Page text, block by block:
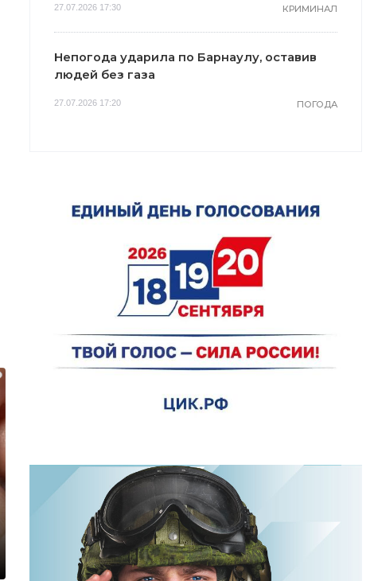
27.07.2026 17:30 КРИМИНАЛ
Непогода ударила по Барнаулу, оставив
людей без газа
27.07.2026 17:20 ПОГОДА